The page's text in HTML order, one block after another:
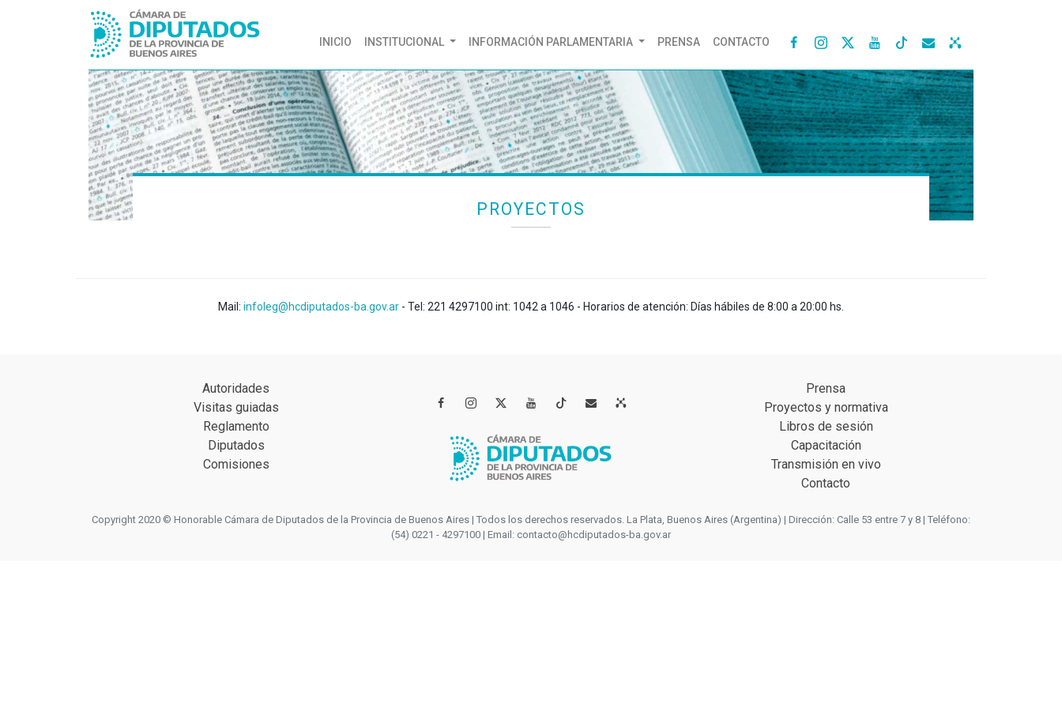
INICIO (CURRENT)
INSTITUCIONAL INFORMACIÓN PARLAMENTARIA PRENSA CONTACTO    
PROYECTOS
Mail: infoleg@hcdiputados-ba.gov.ar - Tel: 221 4297100 int: 1042 a 1046 - Horarios de atención: Días hábiles de 8:00 a 20:00 hs.
Autoridades
Visitas guiadas
Reglamento
Diputados
Comisiones
   
Prensa
Proyectos y normativa
Libros de sesión
Capacitación
Transmisión en vivo
Contacto
Copyright 2020 © Honorable Cámara de Diputados de la Provincia de Buenos Aires | Todos los derechos reservados. La Plata, Buenos Aires (Argentina) | Dirección: Calle 53 entre 7 y 8 | Teléfono:
(54) 0221 - 4297100 | Email: contacto@hcdiputados-ba.gov.ar